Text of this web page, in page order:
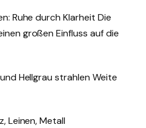
Ruhe durch Klarheit Die
großen Einfluss auf die
Hellgrau strahlen Weite
Leinen, Metall